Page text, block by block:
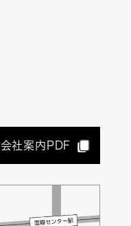
会社案内PDF